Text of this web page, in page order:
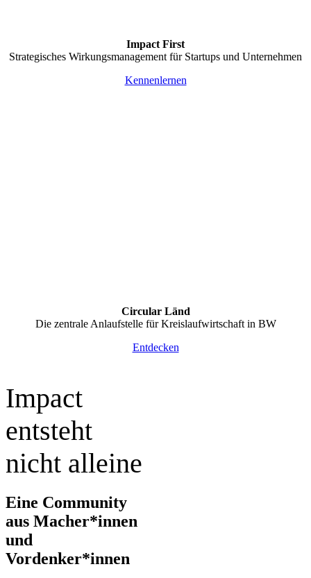
Impact First
Strategisches Wirkungsmanagement für Startups und Unternehmen
Kennenlernen
Circular Länd
Die zentrale Anlaufstelle für Kreislaufwirtschaft in BW
Entdecken
Impact
entsteht
nicht alleine
Eine Community
aus Macher*innen
und
Vordenker*innen